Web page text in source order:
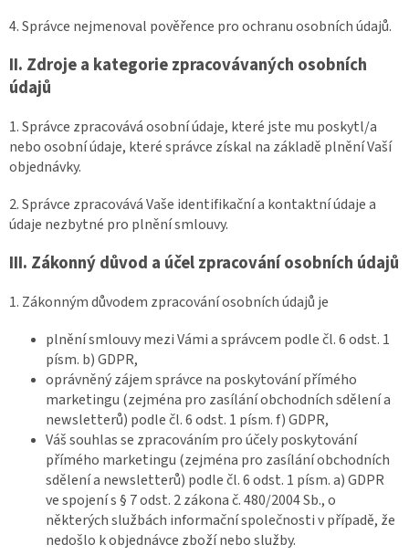
4. Správce nejmenoval pověřence pro ochranu osobních údajů.
II. Zdroje a kategorie zpracovávaných osobních
údajů
1. Správce zpracovává osobní údaje, které jste mu poskytl/a
nebo osobní údaje, které správce získal na základě plnění Vaší
objednávky.
2. Správce zpracovává Vaše identifikační a kontaktní údaje a
údaje nezbytné pro plnění smlouvy.
III. Zákonný důvod a účel zpracování osobních údajů
1. Zákonným důvodem zpracování osobních údajů je
plnění smlouvy mezi Vámi a správcem podle čl. 6 odst. 1
písm. b) GDPR,
oprávněný zájem správce na poskytování přímého
marketingu (zejména pro zasílání obchodních sdělení a
newsletterů) podle čl. 6 odst. 1 písm. f) GDPR,
Váš souhlas se zpracováním pro účely poskytování
přímého marketingu (zejména pro zasílání obchodních
sdělení a newsletterů) podle čl. 6 odst. 1 písm. a) GDPR
ve spojení s § 7 odst. 2 zákona č. 480/2004 Sb., o
některých službách informační společnosti v případě, že
nedošlo k objednávce zboží nebo služby.